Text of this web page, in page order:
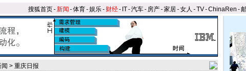
搜狐首页-新闻 -体育-娱乐- 财经- IT-汽车- 房产-家居-女人 -TV-ChinaRen -
闻 > 重庆日报